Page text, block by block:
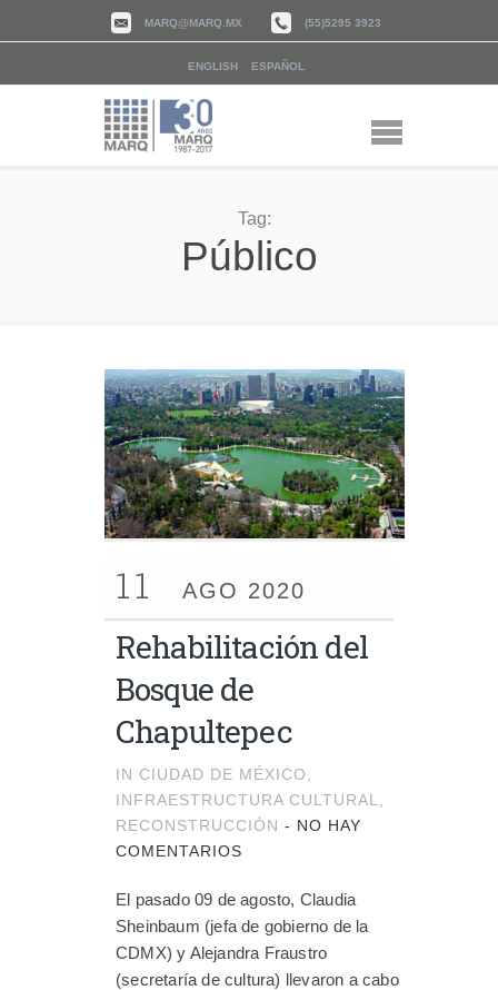
MARQ@MARQ.MX (55)5295 3923
ENGLISH ESPAÑOL
Tag:
Público
11 AGO 2020
Rehabilitación del
Bosque de
Chapultepec
IN CIUDAD DE MÉXICO
INFRAESTRUCTURA CULTURAL
RECONSTRUCCIÓN - NO HAY
COMENTARIOS
El pasado 09 de agosto, Claudia
Sheinbaum (jefa de gobierno de la
CDMX) y Alejandra Fraustro
(secretaría de cultura) llevaron a cabo